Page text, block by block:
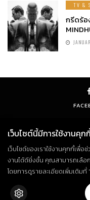
TV &
กรีดร้อ
©
เว็บไซต์นี้มีการใช้งานคุก
เว็บไซต์ของเราใช้งานคุกกี้เพื่อ
งานได้ดียิ่งขึ้น คุณสามารถเลือ
โดยการดูรายละเอียดเพิ่มเติมที่